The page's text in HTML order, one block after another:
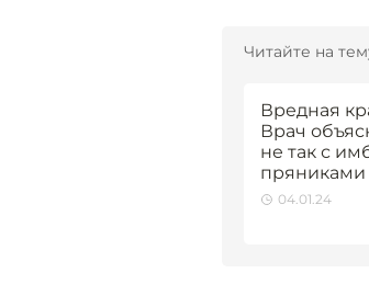
Читайте на
Вредная
Врач
не так с
пряниками
04.01.24